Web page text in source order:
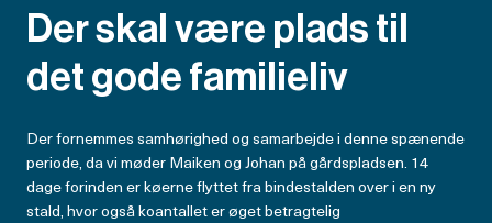
Der skal være plads til
det gode familieliv
Der fornemmes samhørighed og samarbejde i denne spænende
periode, da vi møder Maiken og Johan på gårdspladsen. 14
dage forinden er køerne flyttet fra bindestalden over i en ny
stald, hvor også koantallet er øget betragtelig